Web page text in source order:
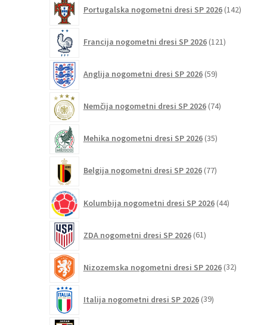
Portugalska nogometni dresi SP 2026 142
Francija nogometni dresi SP 2026 121izdelkov
Anglija nogometni dresi SP 2026 59izdelkov
Nemčija nogometni dresi SP 2026 74izdelkov
Mehika nogometni dresi SP 2026 35izdelkov
Belgija nogometni dresi SP 2026 77izdelkov
Kolumbija nogometni dresi SP 2026 44izdelkov
ZDA nogometni dresi SP 2026 61izdelkov
Nizozemska nogometni dresi SP 2026 32izdelkov
Italija nogometni dresi SP 2026 39izdelkov